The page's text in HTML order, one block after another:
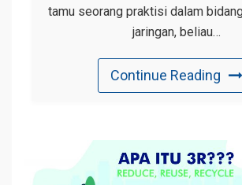
tamu seorang praktisi dalam
jaringan, beliau…
Continue Reading